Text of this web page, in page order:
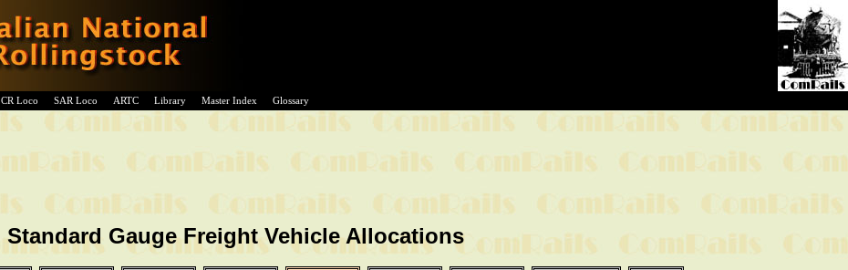
CR Loco SAR Loco ARTC Library Master Index Glossary
Standard Gauge Freight Vehicle Allocations